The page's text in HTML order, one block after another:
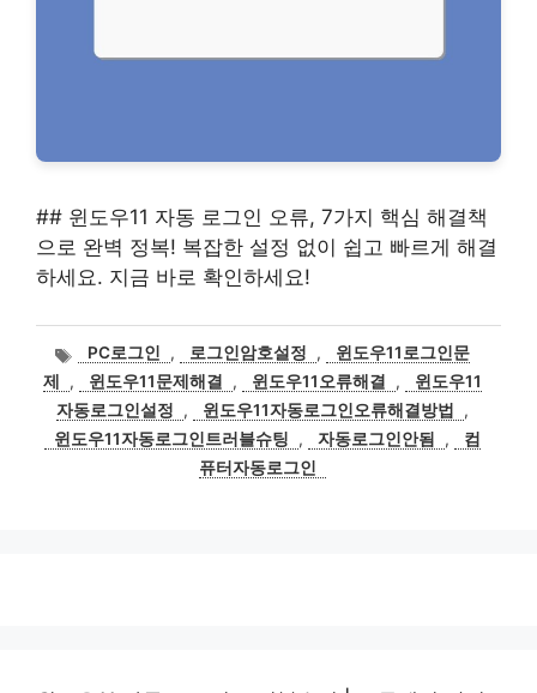
## 윈도우11 자동 로그인 오류, 7가지 핵심 해결책
으로 완벽 정복! 복잡한 설정 없이 쉽고 빠르게 해결
하세요. 지금 바로 확인하세요!
태
그
PC로그인 , 로그인암호설정 ,
윈도우11로그인문
제
, 윈도우11문제해결 , 윈도우11오류해결 ,
윈도우11
자동로그인설정
, 윈도우11자동로그인오류해결방법
,
윈도우11자동로그인트러블슈팅
, 자동로그인안됨 ,
컴
퓨터자동로그인